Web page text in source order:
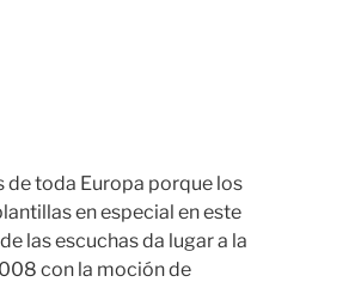
de toda Europa porque los
en especial en este
las escuchas da lugar a la
con la moción de